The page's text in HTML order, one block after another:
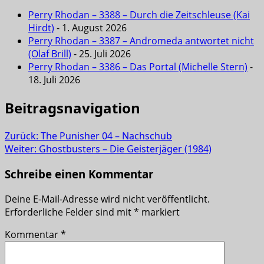
Perry Rhodan – 3388 – Durch die Zeitschleuse (Kai
Hirdt) - 1. August 2026
Perry Rhodan – 3387 – Andromeda antwortet nicht
(Olaf Brill) - 25. Juli 2026
Perry Rhodan – 3386 – Das Portal (Michelle Stern) -
18. Juli 2026
Beitragsnavigation
Zurück: The Punisher 04 – Nachschub
Weiter: Ghostbusters – Die Geisterjäger (1984)
Schreibe einen Kommentar
Deine E-Mail-Adresse wird nicht veröffentlicht.
Erforderliche Felder sind mit* markiert
Kommentar*